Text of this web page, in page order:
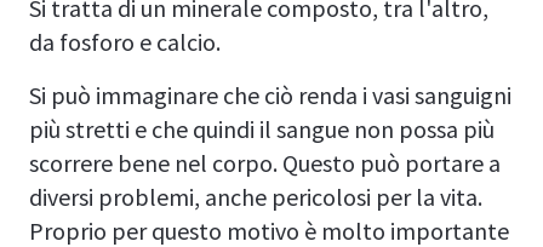
Si tratta di un minerale composto, tra l'altro,
da fosforo e calcio.
Si può immaginare che ciò renda i vasi sanguigni
più stretti e che quindi il sangue non possa più
scorrere bene nel corpo. Questo può portare a
diversi problemi, anche pericolosi per la vita.
Proprio per questo motivo è molto importante